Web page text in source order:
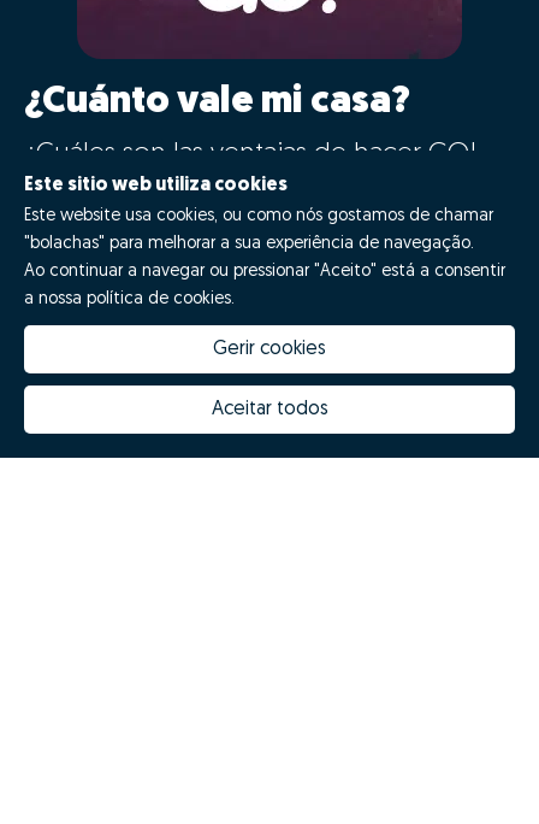
¿Cuánto vale mi casa?
¿Cuáles son las ventajas de hacer GO!
con Zome?
¡Di GO!
Este sitio web utiliza cookies
Este website usa cookies, ou como nós gostamos de chamar
"bolachas" para melhorar a sua experiência de navegação.
Ao continuar a navegar ou pressionar "Aceito" está a consentir
a nossa política de cookies.
Gerir cookies
Aceitar todos